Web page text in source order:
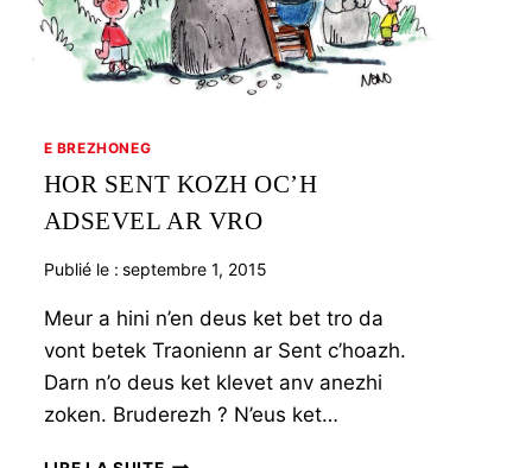
E BREZHONEG
HOR SENT KOZH OC’H
ADSEVEL AR VRO
Publié le : septembre 1, 2015
Meur a hini n’en deus ket bet tro da
vont betek Traonienn ar Sent c’hoazh.
Darn n’o deus ket klevet anv anezhi
zoken. Bruderezh ? N’eus ket…
HOR